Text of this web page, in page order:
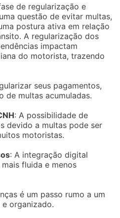
de regularização e
questão de evitar multas,
postura ativa em relação
A regularização dos
impactam
do motorista, trazendo
seus pagamentos,
de multas acumuladas.
: A possibilidade de
devido a multas pode ser
motoristas.
: A integração digital
fluida e menos
é um passo rumo a um
organizado.